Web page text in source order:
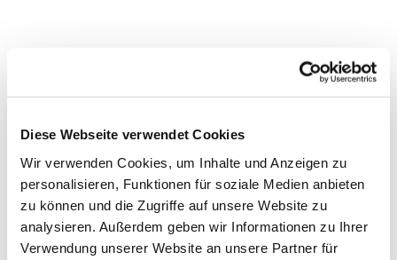
Diese Webseite verwendet Cookies
Wir verwenden Cookies, um Inhalte und Anzeigen zu
personalisieren, Funktionen für soziale Medien anbieten
zu können und die Zugriffe auf unsere Website zu
analysieren. Außerdem geben wir Informationen zu Ihrer
Verwendung unserer Website an unsere Partner für